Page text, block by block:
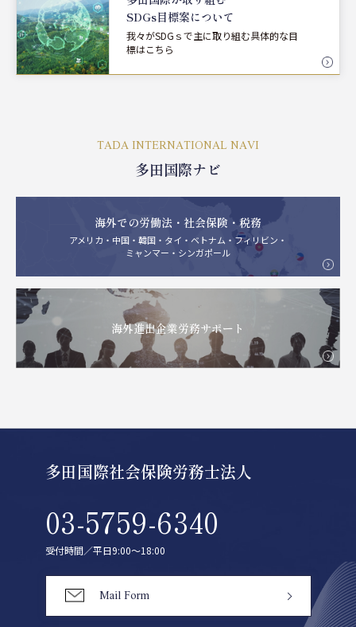
SDGs目標案について
我々がSDGｓで主に取り組む具体的な目
標はこちら
TADA INTERNATIONAL NAVI
多田国際ナビ
海外での労働法・社会保険・税務
アメリカ・中国・韓国・タイ・ベトナム・フィリビン・
ミャンマー・シンガポール
海外進出企業労務サポート
多田国際社会保険労務士法人
03-5759-6340
受付時間／平日9:00〜18:00
Mail Form